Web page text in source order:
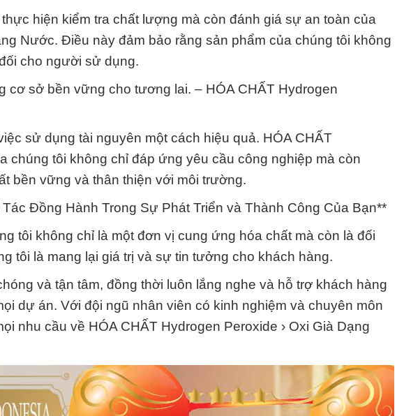
hiện kiểm tra chất lượng mà còn đánh giá sự an toàn của
Nước. Điều này đảm bảo rằng sản phẩm của chúng tôi không
cho người sử dụng.
cơ sở bền vững cho tương lai. – HÓA CHẤT Hydrogen
sử dụng tài nguyên một cách hiệu quả. HÓA CHẤT
chúng tôi không chỉ đáp ứng yêu cầu công nghiệp mà còn
bền vững và thân thiện với môi trường.
Đồng Hành Trong Sự Phát Triển và Thành Công Của Bạn**
tôi không chỉ là một đơn vị cung ứng hóa chất mà còn là đối
tôi là mang lại giá trị và sự tin tưởng cho khách hàng.
và tận tâm, đồng thời luôn lắng nghe và hỗ trợ khách hàng
dự án. Với đội ngũ nhân viên có kinh nghiệm và chuyên môn
nhu cầu về HÓA CHẤT Hydrogen Peroxide › Oxi Già Dạng